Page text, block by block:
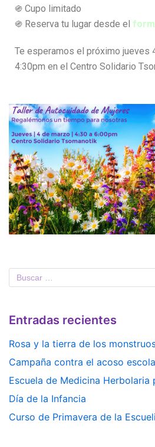
֍ Cupo limitado
֍ Reserva tu lugar desde el
Te esperamos el próximo jueves
4:30pm en el Centro Solidario
Entradas recientes
Rosa y la tierra de los
Campaña contra el acoso
Escuela de Medicina Herbolaria
Día de la Infancia
Curso de Primavera de la